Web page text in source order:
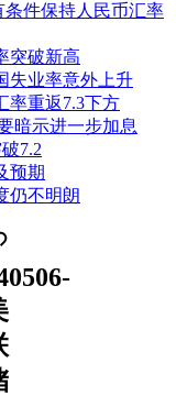
条件保持人民币汇率
突破新高
失业率意外上升
率重返7.3下方
暗示进一步加息
7.2
预期
仍不明朗